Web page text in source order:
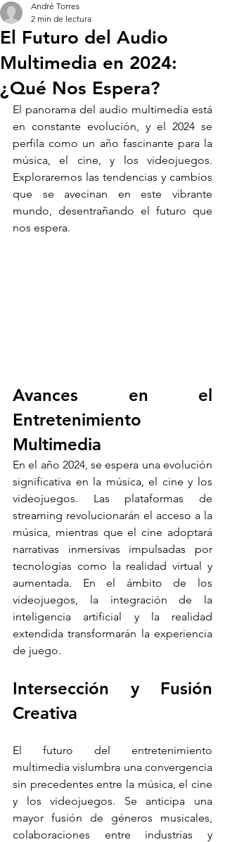
El Futuro del Audio
Multimedia en 2024:
¿Qué Nos Espera?
André Torres
2 min de lectura
El panorama del audio multimedia está
en constante evolución, y el 2024 se
perfila como un año fascinante para la
música, el cine, y los videojuegos.
Exploraremos las tendencias y cambios
que se avecinan en este vibrante
mundo, desentrañando el futuro que
nos espera.
Avances en el
Entretenimiento
Multimedia
En el año 2024, se espera una evolución
significativa en la música, el cine y los
videojuegos. Las plataformas de
streaming revolucionarán el acceso a la
música, mientras que el cine adoptará
narrativas inmersivas impulsadas por
tecnologías como la realidad virtual y
aumentada. En el ámbito de los
videojuegos, la integración de la
inteligencia artificial y la realidad
extendida transformarán la experiencia
de juego.
Intersección y Fusión
Creativa
El futuro del entretenimiento
multimedia vislumbra una convergencia
sin precedentes entre la música, el cine
y los videojuegos. Se anticipa una
mayor fusión de géneros musicales,
colaboraciones entre industrias y